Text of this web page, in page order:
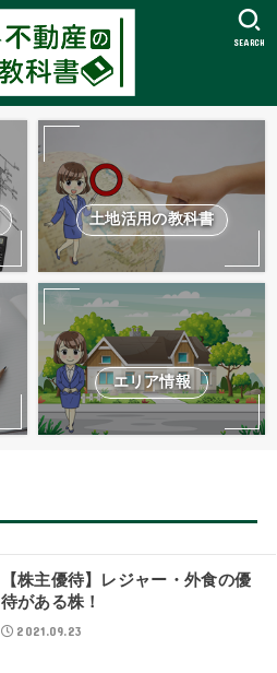
SEARCH
土地活用の教科書
エリア情報
【株主優待】レジャー・外食の優
待がある株！
2021.09.23